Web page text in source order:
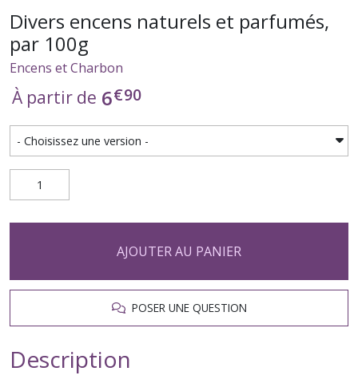
Divers encens naturels et parfumés,
par 100g
Encens et Charbon
À partir de 6€90
AJOUTER AU PANIER
POSER UNE QUESTION
Description